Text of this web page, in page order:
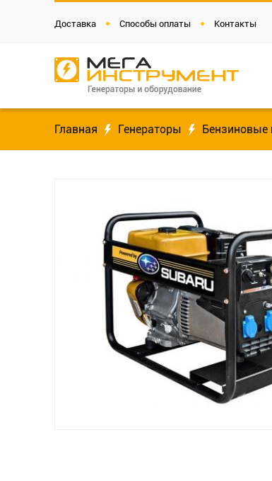
Доставка Способы оплаты Контакты
Главная Генераторы Бензиновые